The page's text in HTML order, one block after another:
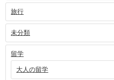
旅行
未分類
留学
大人の留学